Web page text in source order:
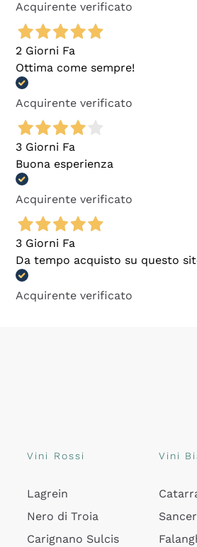
Acquirente verificato
2 Giorni Fa
Ottima come sempre!
Acquirente verificato
3 Giorni Fa
Buona esperienza
Acquirente verificato
3 Giorni Fa
Da tempo acquisto su questo
Acquirente verificato
Vini Rossi
Lagrein
Nero di Troia
Carignano Sulcis
Vini